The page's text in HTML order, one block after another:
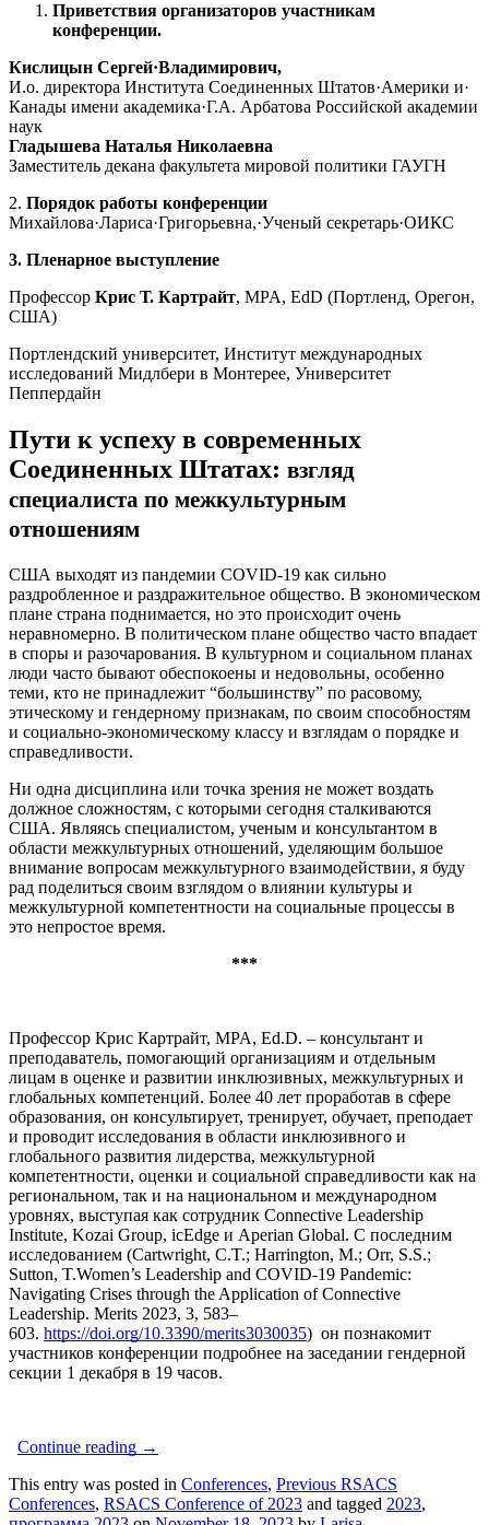
Приветствия организаторов участникам
конференции.
Кислицын Сергей·Владимирович,
И.о. директора Института Соединенных Штатов·Америки и·
Канады имени академика·Г.А. Арбатова Российской академии
наук
Гладышева Наталья Николаевна
Заместитель декана факультета мировой политики ГАУГН
2. Порядок работы конференции
Михайлова·Лариса·Григорьевна,·Ученый секретарь·ОИКС
3. Пленарное выступление
Профессор Крис Т. Картрайт, MPA, EdD (Портленд, Орегон,
США)
Портлендский университет, Институт международных
исследований Мидлбери в Монтерее, Университет
Пеппердайн
Пути к успеху в современных
Соединенных Штатах: взгляд
специалиста по межкультурным
отношениям
США выходят из пандемии COVID-19 как сильно
раздробленное и раздражительное общество. В экономическом
плане страна поднимается, но это происходит очень
неравномерно. В политическом плане общество часто впадает
в споры и разочарования. В культурном и социальном планах
люди часто бывают обеспокоены и недовольны, особенно
теми, кто не принадлежит “большинству” по расовому,
этическому и гендерному признакам, по своим способностям
и социально-экономическому классу и взглядам о порядке и
справедливости.
Ни одна дисциплина или точка зрения не может воздать
должное сложностям, с которыми сегодня сталкиваются
США. Являясь специалистом, ученым и консультантом в
области межкультурных отношений, уделяющим большое
внимание вопросам межкультурного взаимодействии, я буду
рад поделиться своим взглядом о влиянии культуры и
межкультурной компетентности на социальные процессы в
это непростое время.
***
Профессор Крис Картрайт, MPA, Ed.D. – консультант и
преподаватель, помогающий организациям и отдельным
лицам в оценке и развитии инклюзивных, межкультурных и
глобальных компетенций. Более 40 лет проработав в сфере
образования, он консультирует, тренирует, обучает, преподает
и проводит исследования в области инклюзивного и
глобального развития лидерства, межкультурной
компетентности, оценки и социальной справедливости как на
региональном, так и на национальном и международном
уровнях, выступая как сотрудник Connective Leadership
Institute, Kozai Group, icEdge и Aperian Global. С последним
исследованием (Cartwright, C.T.; Harrington, M.; Orr, S.S.;
Sutton, T.Women’s Leadership and COVID-19 Pandemic:
Navigating Crises through the Application of Connective
Leadership. Merits 2023, 3, 583–
603. https://doi.org/10.3390/merits3030035) он познакомит
участников конференции подробнее на заседании гендерной
секции 1 декабря в 19 часов.
Continue reading →
This entry was posted in Conferences, Previous RSACS
Conferences, RSACS Conference of 2023 and tagged 2023,